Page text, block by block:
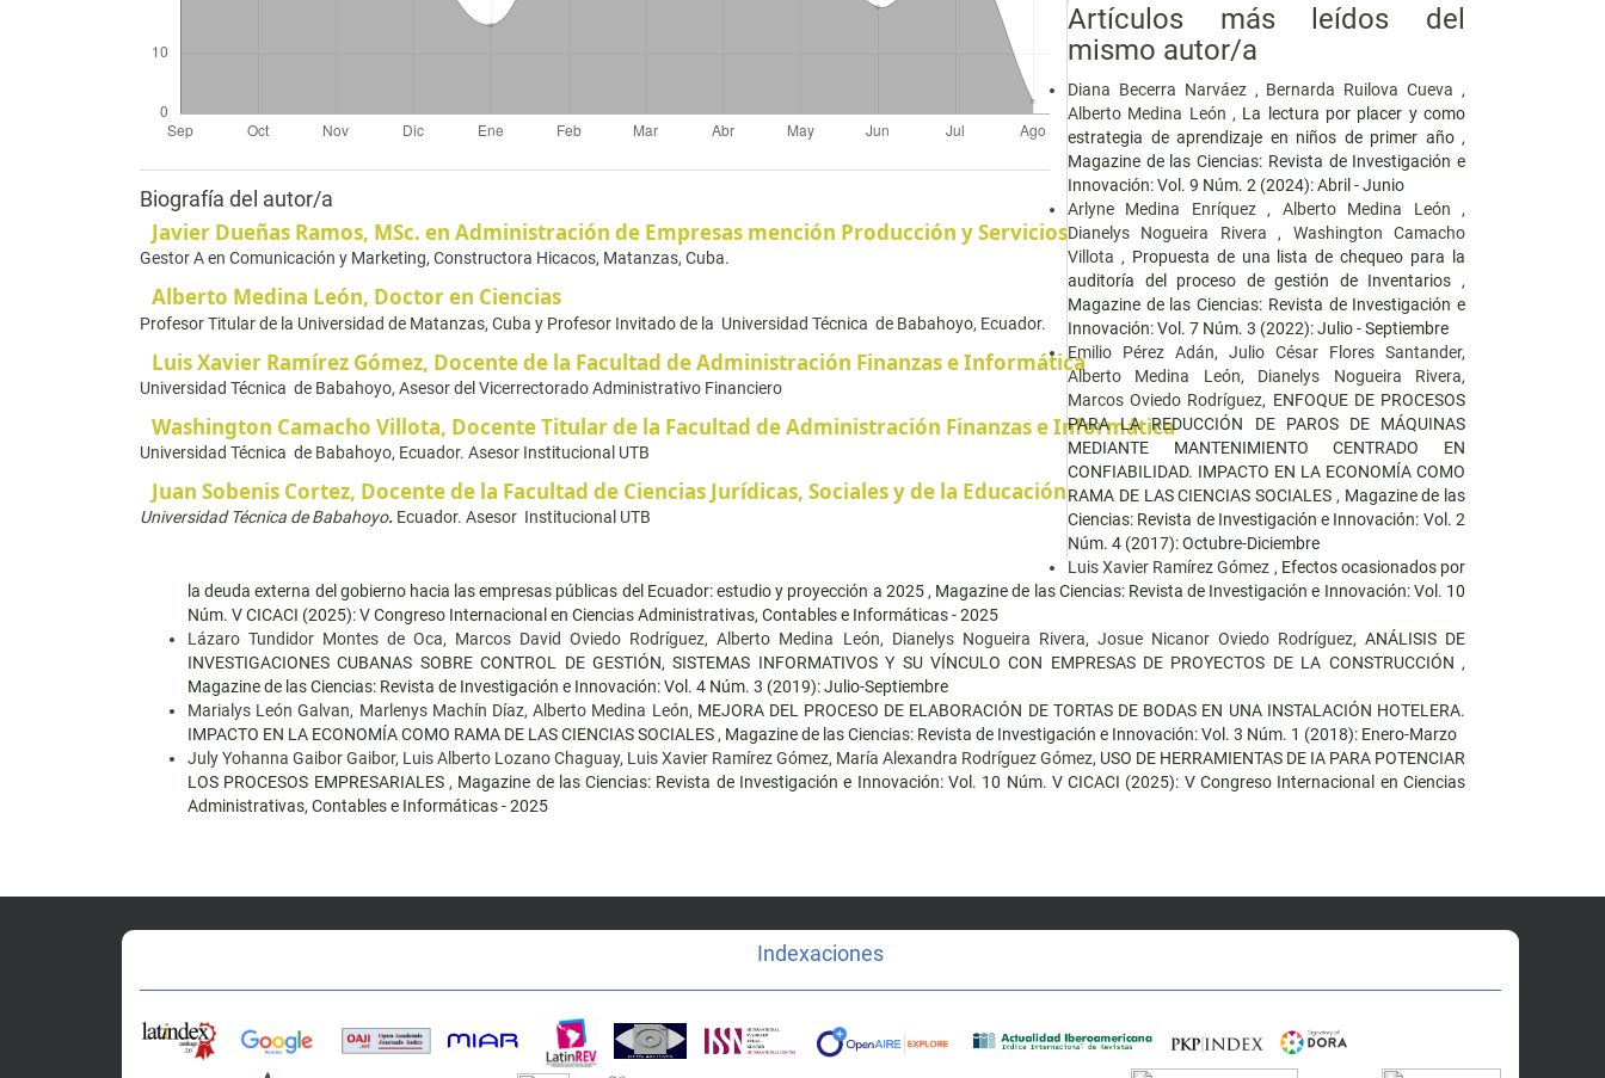
Biografía del autor/a
Javier Dueñas Ramos, MSc. en Administración de Empresas mención Producción y Servicios
Gestor A en Comunicación y Marketing, Constructora Hicacos, Matanzas, Cuba.
Alberto Medina León, Doctor en Ciencias
Profesor Titular de la Universidad de Matanzas, Cuba y Profesor Invitado de la Universidad Técnica de Babahoyo, Ecuador.
Luis Xavier Ramírez Gómez, Docente de la Facultad de Administración Finanzas e Informática
Universidad Técnica de Babahoyo, Asesor del Vicerrectorado Administrativo Financiero
Washington Camacho Villota, Docente Titular de la Facultad de Administración Finanzas e Informática
Universidad Técnica de Babahoyo, Ecuador. Asesor Institucional UTB
Juan Sobenis Cortez, Docente de la Facultad de Ciencias Jurídicas, Sociales y de la Educación
Universidad Técnica de Babahoyo. Ecuador. Asesor Institucional UTB
Artículos más leídos del
mismo autor/a
Diana Becerra Narváez , Bernarda Ruilova Cueva ,
Alberto Medina León , La lectura por placer y como
estrategia de aprendizaje en niños de primer año ,
Magazine de las Ciencias: Revista de Investigación e
Innovación: Vol. 9 Núm. 2 (2024): Abril - Junio
Arlyne Medina Enríquez , Alberto Medina León ,
Dianelys Nogueira Rivera , Washington Camacho
Villota , Propuesta de una lista de chequeo para la
auditoría del proceso de gestión de Inventarios ,
Magazine de las Ciencias: Revista de Investigación e
Innovación: Vol. 7 Núm. 3 (2022): Julio - Septiembre
Emilio Pérez Adán, Julio César Flores Santander,
Alberto Medina León, Dianelys Nogueira Rivera,
Marcos Oviedo Rodríguez, ENFOQUE DE PROCESOS
PARA LA REDUCCIÓN DE PAROS DE MÁQUINAS
MEDIANTE MANTENIMIENTO CENTRADO EN
CONFIABILIDAD. IMPACTO EN LA ECONOMÍA COMO
RAMA DE LAS CIENCIAS SOCIALES , Magazine de las
Ciencias: Revista de Investigación e Innovación: Vol. 2
Núm. 4 (2017): Octubre-Diciembre
Luis Xavier Ramírez Gómez , Efectos ocasionados por
la deuda externa del gobierno hacia las empresas públicas del Ecuador: estudio y proyección a 2025 , Magazine de las Ciencias: Revista de Investigación e Innovación: Vol. 10
Núm. V CICACI (2025): V Congreso Internacional en Ciencias Administrativas, Contables e Informáticas - 2025
Lázaro Tundidor Montes de Oca, Marcos David Oviedo Rodríguez, Alberto Medina León, Dianelys Nogueira Rivera, Josue Nicanor Oviedo Rodríguez, ANÁLISIS DE
INVESTIGACIONES CUBANAS SOBRE CONTROL DE GESTIÓN, SISTEMAS INFORMATIVOS Y SU VÍNCULO CON EMPRESAS DE PROYECTOS DE LA CONSTRUCCIÓN ,
Magazine de las Ciencias: Revista de Investigación e Innovación: Vol. 4 Núm. 3 (2019): Julio-Septiembre
Marialys León Galvan, Marlenys Machín Díaz, Alberto Medina León, MEJORA DEL PROCESO DE ELABORACIÓN DE TORTAS DE BODAS EN UNA INSTALACIÓN HOTELERA.
IMPACTO EN LA ECONOMÍA COMO RAMA DE LAS CIENCIAS SOCIALES , Magazine de las Ciencias: Revista de Investigación e Innovación: Vol. 3 Núm. 1 (2018): Enero-Marzo
July Yohanna Gaibor Gaibor, Luis Alberto Lozano Chaguay, Luis Xavier Ramírez Gómez, María Alexandra Rodríguez Gómez, USO DE HERRAMIENTAS DE IA PARA POTENCIAR
LOS PROCESOS EMPRESARIALES , Magazine de las Ciencias: Revista de Investigación e Innovación: Vol. 10 Núm. V CICACI (2025): V Congreso Internacional en Ciencias
Administrativas, Contables e Informáticas - 2025
Indexaciones